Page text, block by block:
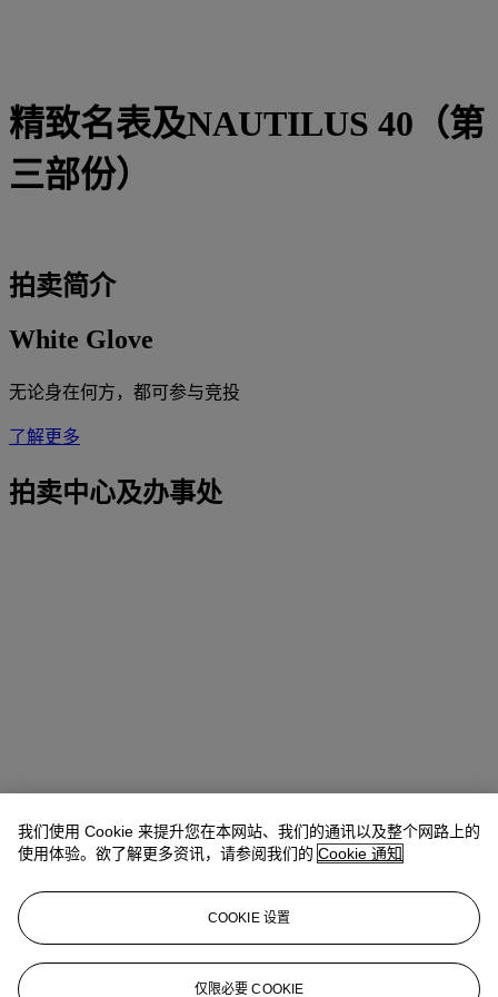
精致名表及NAUTILUS 40（第
三部份）
拍卖简介
White Glove
无论身在何方，都可参与竞投
了解更多
拍卖中心及办事处
地址
中环美利道2号 The Henderson 六楼
我们使用 Cookie 来提升您在本网站、我们的通讯以及整个网路上的
使用体验。欲了解更多资讯，请参阅我们的 Cookie 通知
COOKIE 设置
仅限必要 COOKIE